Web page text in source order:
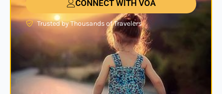
CONNECT WITH VOA
Trusted by Thousands of Travelers